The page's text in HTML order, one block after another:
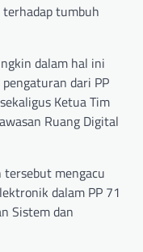
tumbuh
dalam hal ini
dari PP
Ketua Tim
Ruang Digital
mengacu
dalam PP 71
Sistem dan